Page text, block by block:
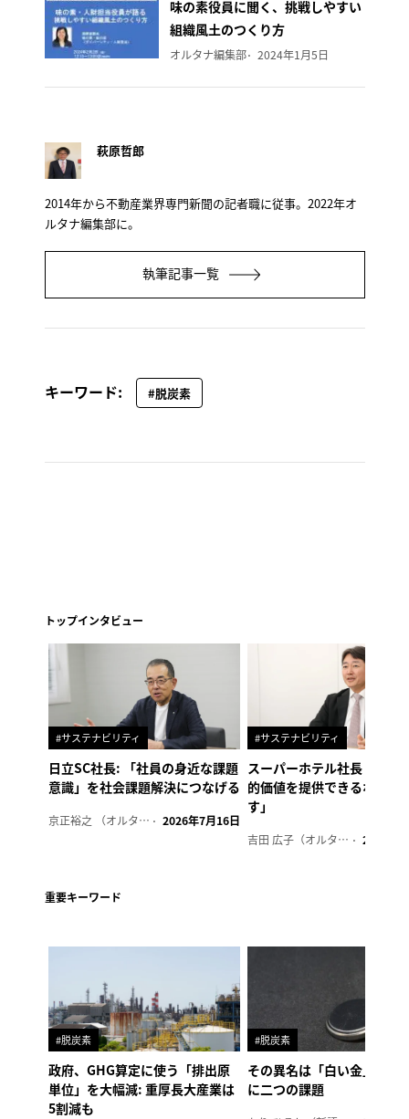
味の素役員に聞く、挑戦しやすい
組織風土のつくり方
オルタナ編集部 2024年1月5日
萩原哲郎
2014年から不動産業界専門新聞の記者職に従事。2022年オ
ルタナ編集部に。
執筆記事一覧
キーワード: #脱炭素
トップインタビュー
#サステナビリティ
日立SC社長: 「社員の身近な課題
意識」を社会課題解決につなげる
京正裕之 （オルタナ副編集長） 2026年7月16日
#サステナビリティ
スーパーホテル社長「地域
的価値を提供できるホテル
す」
吉田 広子（オルタナ輪番編集長） 2026年6
重要キーワード
#脱炭素
政府、GHG算定に使う「排出原
単位」を大幅減: 重厚長大産業は
5割減も
#脱炭素
その異名は「白い金」、リ
に二つの課題